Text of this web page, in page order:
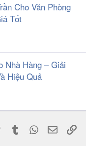
Cho Văn Phòng
Tốt
Nhà Hàng – Giải
Hiệu Quả
PinterestTumblr WhatsApp
Email